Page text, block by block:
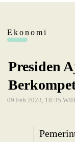
Ekonomi
Presiden
09 Feb 2023, 18:35 WIB